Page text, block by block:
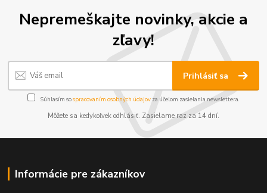
Nepremeškajte novinky, akcie a
zľavy!
Prihlásiť sa
Súhlasím sospracovaním osobných údajov za účelom zasielania newslettera.
Môžete sa kedykoľvek odhlásiť. Zasielame raz za 14 dní.
Informácie pre zákazníkov